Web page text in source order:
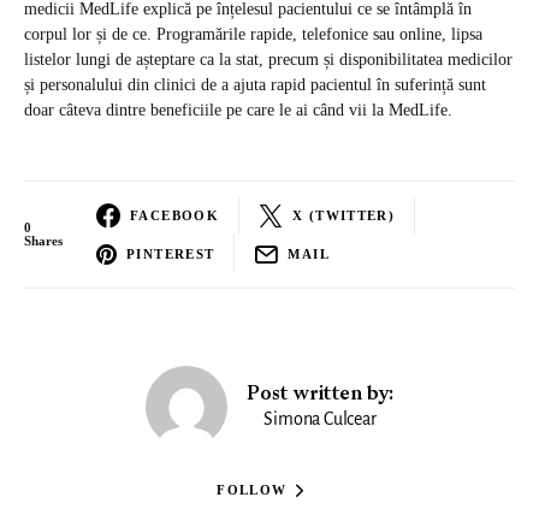
medicii MedLife explică pe înțelesul pacientului ce se întâmplă în
corpul lor și de ce. Programările rapide, telefonice sau online, lipsa
listelor lungi de așteptare ca la stat, precum și disponibilitatea medicilor
și personalului din clinici de a ajuta rapid pacientul în suferință sunt
doar câteva dintre beneficiile pe care le ai când vii la MedLife.
0
Shares
FACEBOOK X (TWITTER)
PINTEREST MAIL
Post written by:
Simona Culcear
FOLLOW